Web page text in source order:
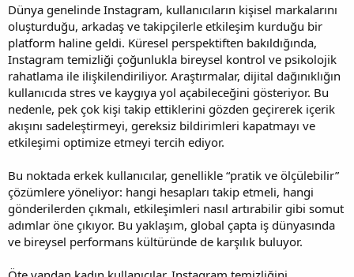
Dünya genelinde Instagram, kullanıcıların kişisel markalarını
oluşturduğu, arkadaş ve takipçilerle etkileşim kurduğu bir
platform haline geldi. Küresel perspektiften bakıldığında,
Instagram temizliği çoğunlukla bireysel kontrol ve psikolojik
rahatlama ile ilişkilendiriliyor. Araştırmalar, dijital dağınıklığın
kullanıcıda stres ve kaygıya yol açabileceğini gösteriyor. Bu
nedenle, pek çok kişi takip ettiklerini gözden geçirerek içerik
akışını sadeleştirmeyi, gereksiz bildirimleri kapatmayı ve
etkileşimi optimize etmeyi tercih ediyor.
Bu noktada erkek kullanıcılar, genellikle “pratik ve ölçülebilir”
çözümlere yöneliyor: hangi hesapları takip etmeli, hangi
gönderilerden çıkmalı, etkileşimleri nasıl artırabilir gibi somut
adımlar öne çıkıyor. Bu yaklaşım, global çapta iş dünyasında
ve bireysel performans kültüründe de karşılık buluyor.